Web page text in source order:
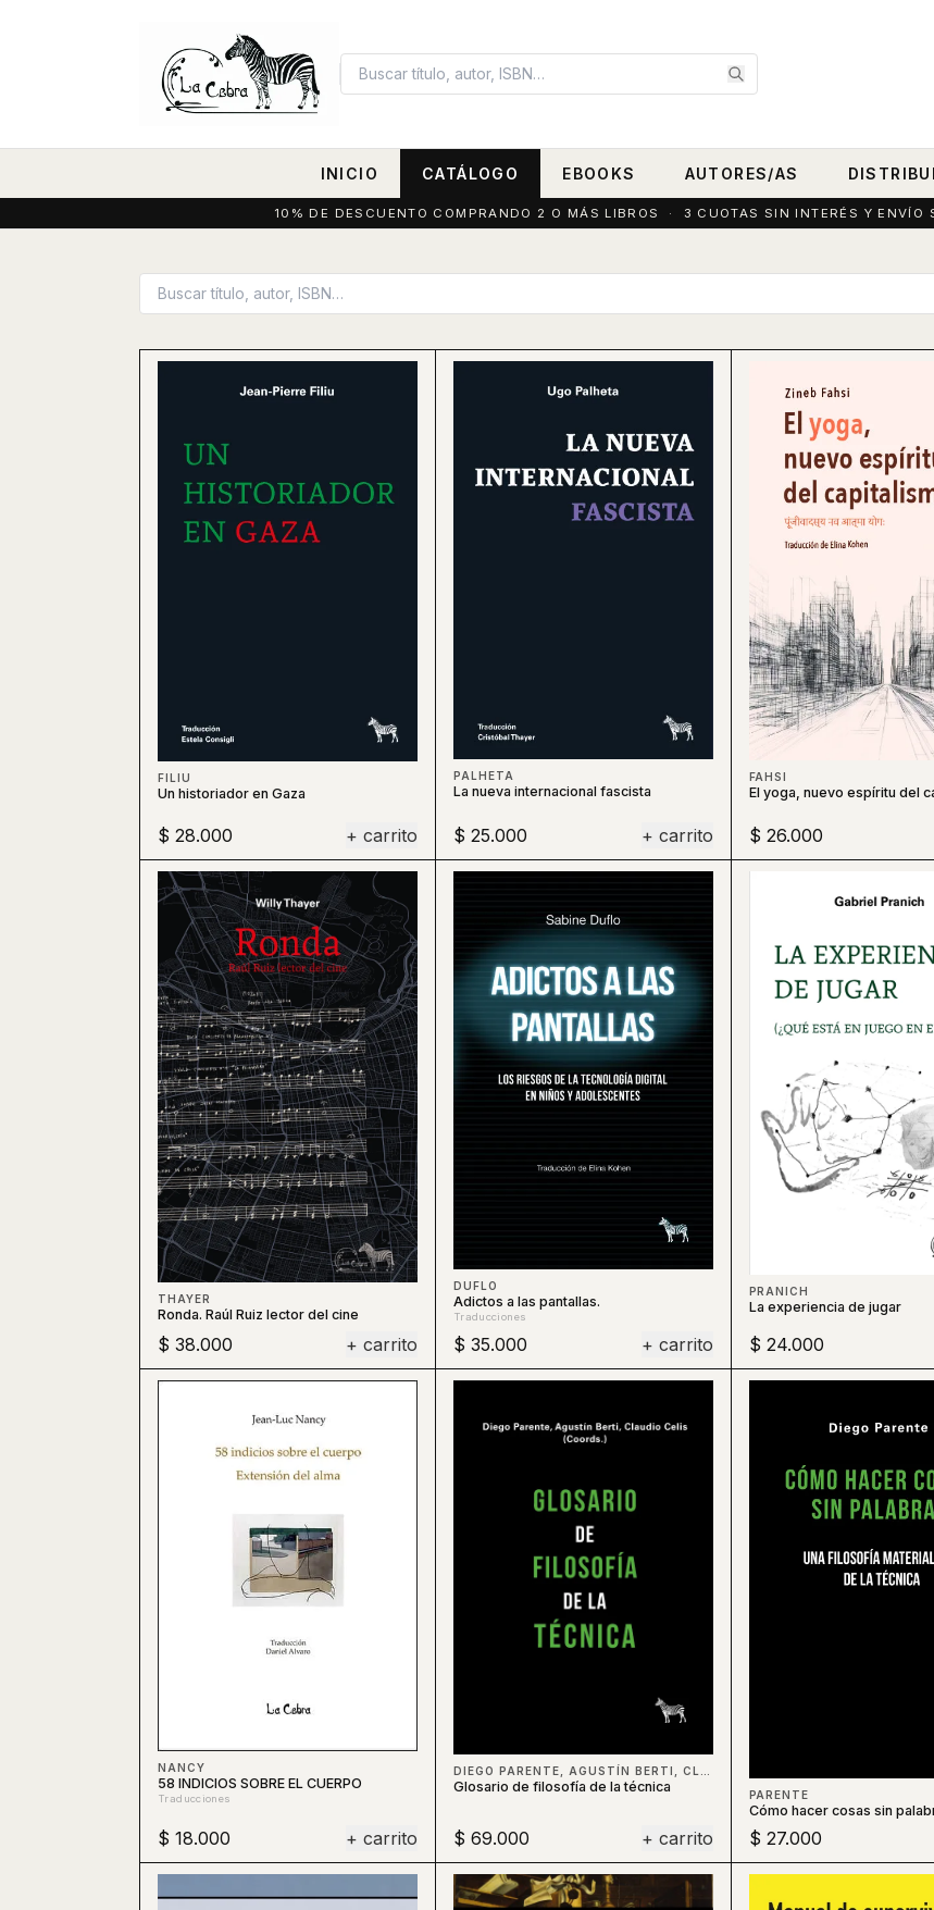
INICIO CATÁLOGO EBOOKS AUTORES/AS
10% DE DESCUENTO COMPRANDO 2 O MÁS LIBROS · 3 CUOTAS SIN INTERÉS Y
FILIU
Un historiador en Gaza
$ 28.000 + carrito
PALHETA
La nueva internacional fascista
$ 25.000 + carrito
FAHSI
El yoga, nuevo espíritu del
$ 26.000
THAYER
Ronda. Raúl Ruiz lector del cine
$ 38.000 + carrito
DUFLO
Adictos a las pantallas.
Traducciones
$ 35.000 + carrito
PRANICH
La experiencia de jugar
$ 24.000
NANCY
58 INDICIOS SOBRE EL CUERPO
Traducciones
$ 18.000 + carrito
Glosario de filosofía de la técnica
$ 69.000 + carrito
PARENTE
Cómo hacer cosas sin
$ 27.000